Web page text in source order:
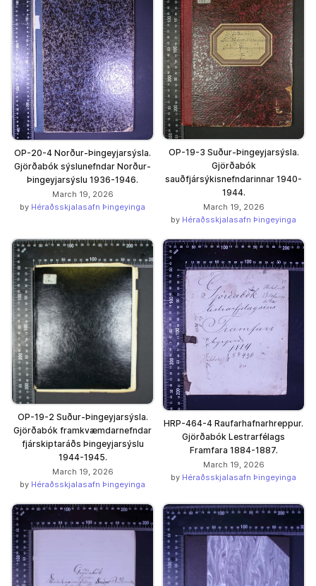
OP-20-4 Norður-Þingeyjarsýsla.
Gjörðabók sýslunefndar Norður-
Þingeyjarsýslu 1936-1946.
March 19, 2026
by Héraðsskjalasafn Þingeyinga
OP-19-3 Suður-Þingeyjarsýsla.
Gjörðabók
sauðfjársýkisnefndarinnar 1940-
1944.
March 19, 2026
by Héraðsskjalasafn Þingeyinga
OP-19-2 Suður-Þingeyjarsýsla.
Gjörðabók framkvæmdarnefndar
fjárskiptaráðs Þingeyjarsýslu
1944-1945.
March 19, 2026
by Héraðsskjalasafn Þingeyinga
HRP-464-4 Raufarhafnarhreppur.
Gjörðabók Lestrarfélags
Framfara 1884-1887.
March 19, 2026
by Héraðsskjalasafn Þingeyinga